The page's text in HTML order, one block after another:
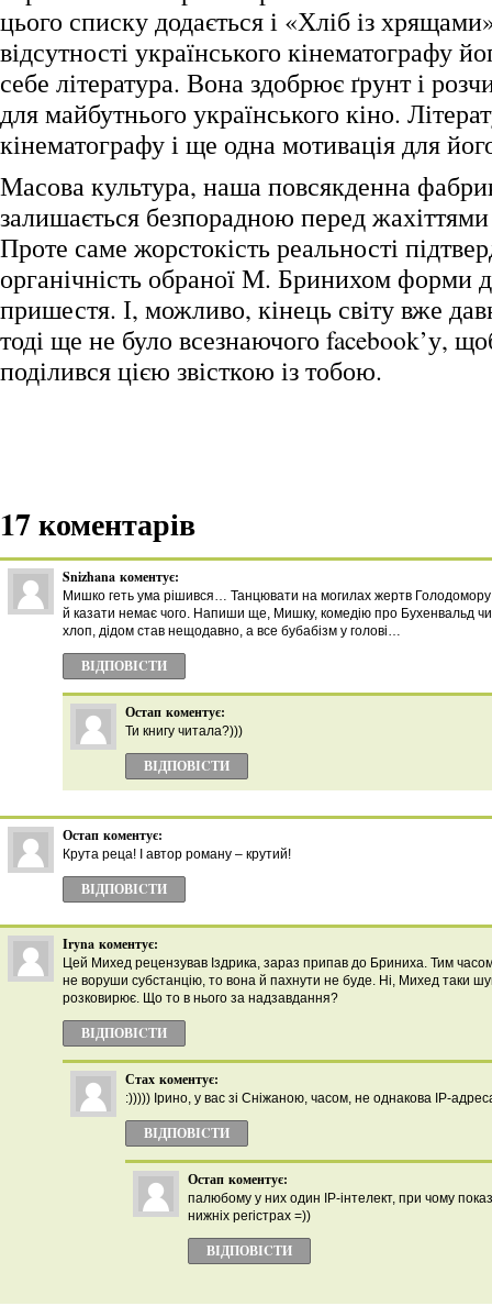
цього списку додається і «Хліб із
відсутності українського кінематографу
себе література. Вона здобрює ґрунт і
для майбутнього українського кіно.
кінематографу і ще одна мотивація для
Масова культура, наша повсякденна
залишається безпорадною перед жахіттями
Проте саме жорстокість реальності
органічність обраної М. Бринихом форми
пришестя. І, можливо, кінець світу вже
тоді ще не було всезнаючого facebook’у,
поділився цією звісткою із тобою.
17 коментарів
Snizhana коментує:
Мишко геть ума рішився… Танцювати на могилах жертв
й казати немає чого. Напиши ще, Мишку, комедію про Бухенвальд
хлоп, дідом став нещодавно, а все бубабізм у голові…
ВІДПОВІCТИ
Остап коментує:
Ти книгу читала?)))
ВІДПОВІCТИ
Остап коментує:
Крута реца! І автор роману – крутий!
ВІДПОВІCТИ
Iryna коментує:
Цей Михед рецензував Іздрика, зараз припав до Бриниха. Тим
не воруши субстанцію, то вона й пахнути не буде. Ні, Михед таки
розковирює. Що то в нього за надзавдання?
ВІДПОВІCТИ
Стах коментує:
:))))) Ірино, у вас зі Сніжаною, часом, не однакова IP-
ВІДПОВІCТИ
Остап коментує:
палюбому у них один IP-інтелект, при чому
нижніх регістрах =))
ВІДПОВІCТИ